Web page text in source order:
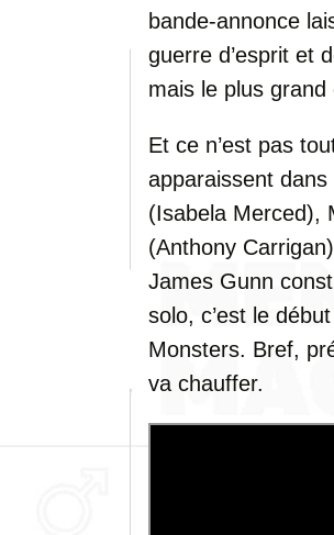
bande-annonce
guerre d’esprit et
mais le plus
Et ce n’est pas
apparaissent
(Isabela Merced),
(Anthony
James Gunn
solo, c’est le
Monsters. Bref,
va chauffer.